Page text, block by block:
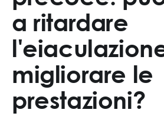
a ritardare
migliorare le
prestazioni?